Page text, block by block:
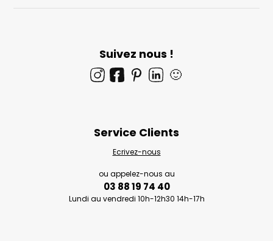
Suivez nous !
🙂
Service Clients
Ecrivez-nous
ou appelez-nous au
03 88 19 74 40
Lundi au vendredi 10h-12h30 14h-17h